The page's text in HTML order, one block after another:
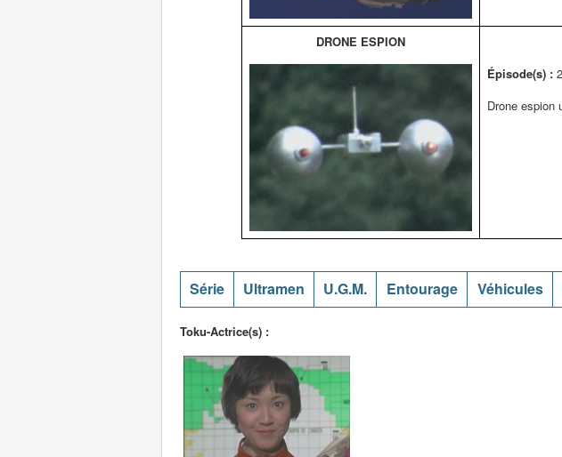
DRONE ESPION
Épisode(s) :
Drone espion
Série Ultramen U.G.M. Entourage Véhicules
Toku-Actrice(s) :